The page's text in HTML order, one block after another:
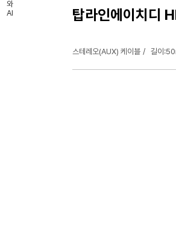
탑라인에이치디
스테레오(AUX) 케이블 길이